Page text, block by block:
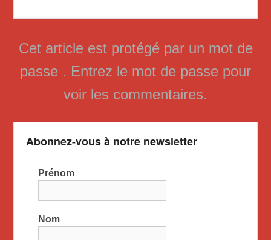
Cet article est protégé par un mot de
passe . Entrez le mot de passe pour
voir les commentaires.
Abonnez-vous à notre newsletter
Prénom
Nom